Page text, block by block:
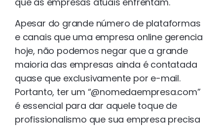
Apesar do grande número de plataformas
e canais que uma empresa online gerencia
hoje, não podemos negar que a grande
maioria das empresas ainda é contatada
quase que exclusivamente por e-mail.
Portanto, ter um “@nomedaempresa.com”
é essencial para dar aquele toque de
profissionalismo que sua empresa precisa